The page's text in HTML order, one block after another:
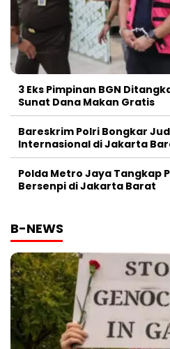
3 Eks Pimpinan BGN
Sunat Dana Makan Gratis
Bareskrim Polri Bongkar
Internasional di Jakarta
Polda Metro Jaya Tangkap
Bersenpi di Jakarta Barat
B-NEWS